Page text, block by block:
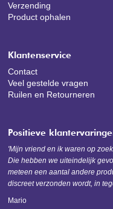
Verzending
Product ophalen
Klantenservice
Contact
Veel gestelde vragen
Ruilen en Retourneren
Positieve
'Mijn vriend en ik waren op
Die hebben we uiteindelijk
meteen een aantal andere
discreet verzonden wordt, in
Mario